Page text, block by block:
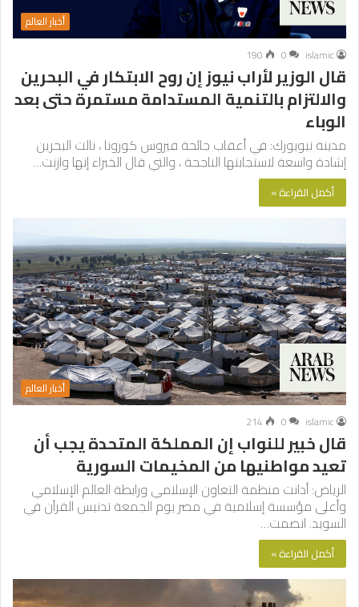
أخبار العالم
islamic
0
190
قال الوزير لأراب نيوز إن روح الابتكار في البحرين
والالتزام بالتنمية المستدامة مستمرة حتى بعد
الوباء
مدينة نيويورك: في أعقاب جائحة فيروس كورونا ، نالت البحرين
إشادة واسعة لاستجابتها الناجحة ، والتي قال الخبراء إنها وازنت…
أكمل القراءة »
أخبار العالم
islamic
0
214
قال خبير للنواب إن المملكة المتحدة يجب أن
تعيد مواطنيها من المخيمات السورية
الرياض: أدانت منظمة التعاون الإسلامي ورابطة العالم الإسلامي
وأعلى مؤسسة إسلامية في مصر يوم الجمعة تدنيس القرآن في
السويد. انضمت…
أكمل القراءة »